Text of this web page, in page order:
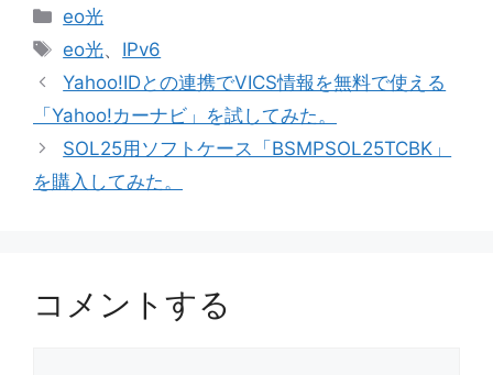
カ
テ
リ
ー
eo光
タ
グ
eo光、 IPv6
Yahoo!IDとの連携でVICS情報を無料で使える
「Yahoo!カーナビ」を試してみた。
SOL25用ソフトケース「BSMPSOL25TCBK」
を購入してみた。
コメントする